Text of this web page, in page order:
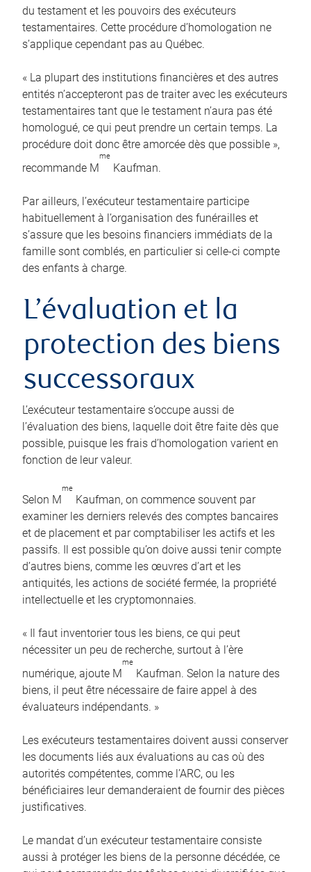
du testament et les pouvoirs des exécuteurs
testamentaires. Cette procédure d’homologation ne
s’applique cependant pas au Québec.
« La plupart des institutions financières et des autres
entités n’accepteront pas de traiter avec les exécuteurs
testamentaires tant que le testament n’aura pas été
homologué, ce qui peut prendre un certain temps. La
procédure doit donc être amorcée dès que possible »,
recommande M
me
Kaufman.
Par ailleurs, l’exécuteur testamentaire participe
habituellement à l’organisation des funérailles et
s’assure que les besoins financiers immédiats de la
famille sont comblés, en particulier si celle-ci compte
des enfants à charge.
L’évaluation et la
protection des biens
successoraux
L’exécuteur testamentaire s’occupe aussi de
l’évaluation des biens, laquelle doit être faite dès que
possible, puisque les frais d’homologation varient en
fonction de leur valeur.
Selon M
me
Kaufman, on commence souvent par
examiner les derniers relevés des comptes bancaires
et de placement et par comptabiliser les actifs et les
passifs. Il est possible qu’on doive aussi tenir compte
d’autres biens, comme les œuvres d’art et les
antiquités, les actions de société fermée, la propriété
intellectuelle et les cryptomonnaies.
« Il faut inventorier tous les biens, ce qui peut
nécessiter un peu de recherche, surtout à l’ère
numérique, ajoute M
me
Kaufman. Selon la nature des
biens, il peut être nécessaire de faire appel à des
évaluateurs indépendants. »
Les exécuteurs testamentaires doivent aussi conserver
les documents liés aux évaluations au cas où des
autorités compétentes, comme l’ARC, ou les
bénéficiaires leur demanderaient de fournir des pièces
justificatives.
Le mandat d’un exécuteur testamentaire consiste
aussi à protéger les biens de la personne décédée, ce